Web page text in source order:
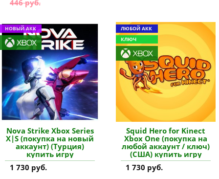
446 руб.
НОВЫЙ АКК
Nova Strike Xbox Series
X|S (покупка на новый
аккаунт) (Турция)
купить игру
1 730 руб.
ЛЮБОЙ АКК
КЛЮЧ
Squid Hero for Kinect
Xbox One (покупка на
любой аккаунт / ключ)
(США) купить игру
1 730 руб.